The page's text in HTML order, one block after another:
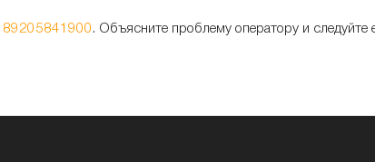
89205841900 . Объясните проблему оператору и следуйте